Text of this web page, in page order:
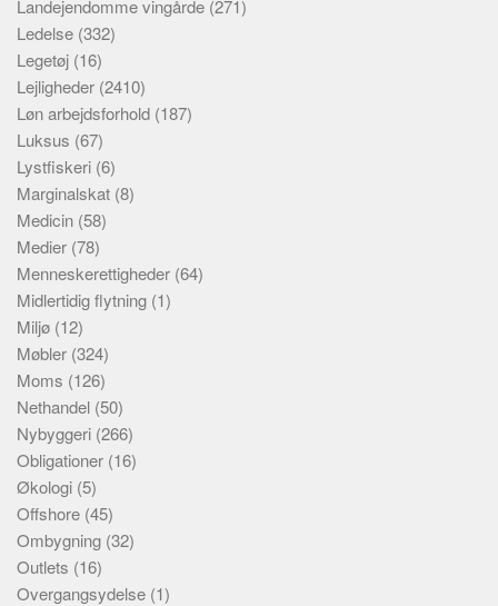
Landejendomme vingårde (271)
Ledelse (332)
Legetøj (16)
Lejligheder (2410)
Løn arbejdsforhold (187)
Luksus (67)
Lystfiskeri (6)
Marginalskat (8)
Medicin (58)
Medier (78)
Menneskerettigheder (64)
Midlertidig flytning (1)
Miljø (12)
Møbler (324)
Moms (126)
Nethandel (50)
Nybyggeri (266)
Obligationer (16)
Økologi (5)
Offshore (45)
Ombygning (32)
Outlets (16)
Overgangsydelse (1)